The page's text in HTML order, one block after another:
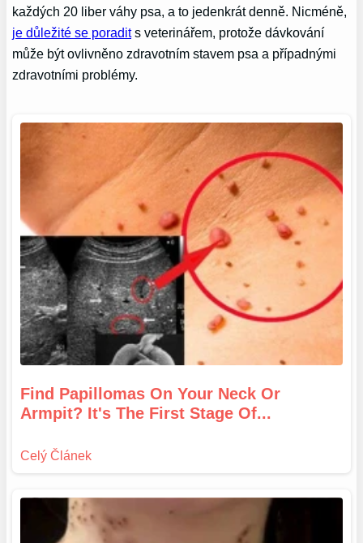
každých 20 liber váhy psa, a to jedenkrát denně. Nicméně,
je důležité se poradits veterinářem, protože dávkování
může být ovlivněno zdravotním stavem psa a případnými
zdravotními problémy.
Find Papillomas On Your Neck Or
Armpit? It's The First Stage Of...